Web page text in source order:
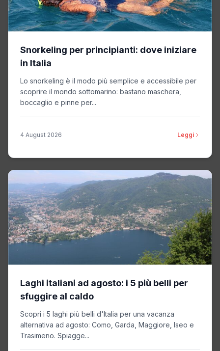
Snorkeling per principianti: dove iniziare
in Italia
Lo snorkeling è il modo più semplice e accessibile per
scoprire il mondo sottomarino: bastano maschera,
boccaglio e pinne per...
4 August 2026 Leggi
Laghi italiani ad agosto: i 5 più belli per
sfuggire al caldo
Scopri i 5 laghi più belli d'Italia per una vacanza
alternativa ad agosto: Como, Garda, Maggiore, Iseo e
Trasimeno. Spiagge...